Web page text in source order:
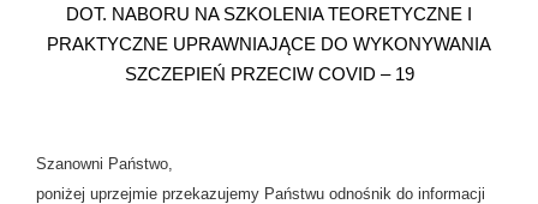
DOT. NABORU NA SZKOLENIA TEORETYCZNE I
PRAKTYCZNE UPRAWNIAJĄCE DO WYKONYWANIA
SZCZEPIEŃ PRZECIW COVID – 19
Szanowni Państwo,
poniżej uprzejmie przekazujemy Państwu odnośnik do informacji